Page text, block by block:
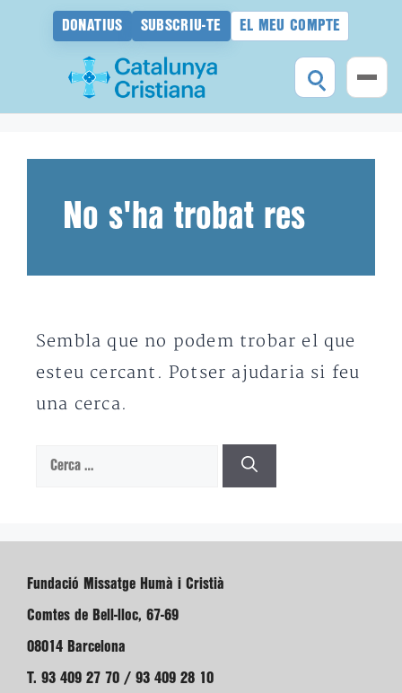
DONATIUS SUBSCRIU-TE EL MEU COMPTE
No s'ha trobat res
Sembla que no podem trobar el que
esteu cercant. Potser ajudaria si feu
una cerca.
Cerca:
Fundació Missatge Humà i Cristià
Comtes de Bell-lloc, 67-69
08014 Barcelona
T. 93 409 27 70 / 93 409 28 10